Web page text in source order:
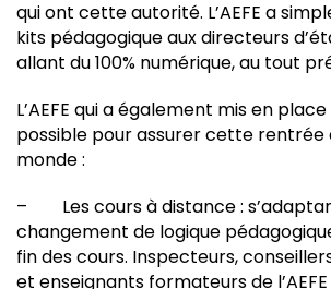
qui ont cette autorité. L’AEFE a
kits pédagogique aux directeurs
allant du 100% numérique, au tout
L’AEFE qui a également mis en
possible pour assurer cette rentrée
monde :
– Les cours à distance :
changement de logique
fin des cours. Inspecteurs,
et enseignants formateurs de